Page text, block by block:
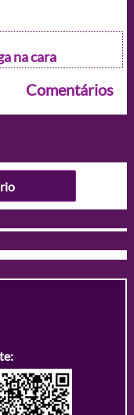
na cara
Comentários